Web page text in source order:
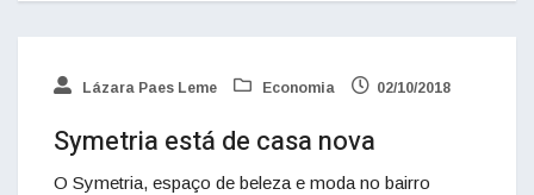
Lázara Paes Leme Economia 02/10/2018
Symetria está de casa nova
O Symetria, espaço de beleza e moda no bairro